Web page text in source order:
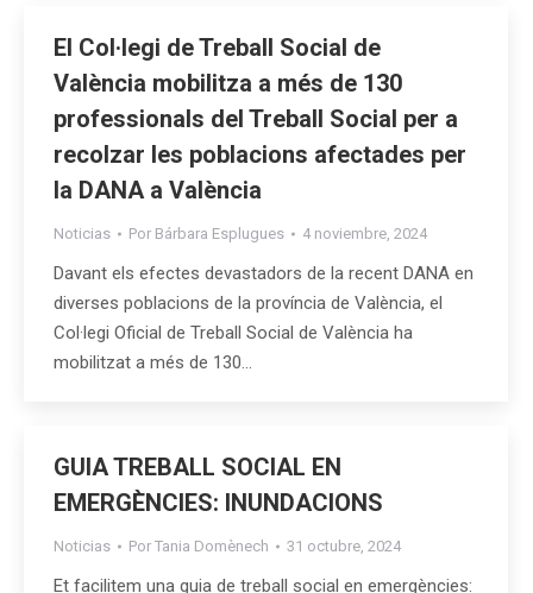
El Col·legi de Treball Social de
València mobilitza a més de 130
professionals del Treball Social per a
recolzar les poblacions afectades per
la DANA a València
Noticias Por Bárbara Esplugues 4 noviembre, 2024
Davant els efectes devastadors de la recent DANA en
diverses poblacions de la província de València, el
Col·legi Oficial de Treball Social de València ha
mobilitzat a més de 130…
GUIA TREBALL SOCIAL EN
EMERGÈNCIES: INUNDACIONS
Noticias Por Tania Domènech 31 octubre, 2024
Et facilitem una guia de treball social en emergències: